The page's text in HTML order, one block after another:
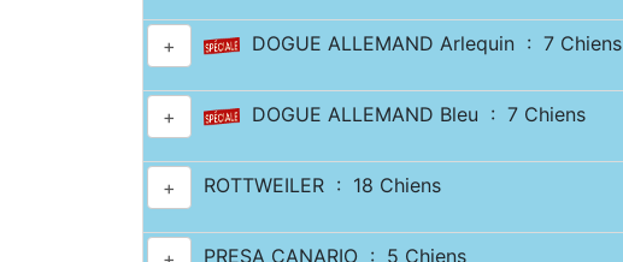
+ DOGUE ALLEMAND Arlequin : 7 Chiens
+ DOGUE ALLEMAND Bleu : 7 Chiens
+ ROTTWEILER : 18 Chiens
PRESA CANARIO : 5 Chiens